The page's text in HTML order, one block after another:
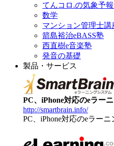
てんコロ.の気象予
数学
マンション管理士講
箭島裕治eBASS塾
西直樹e音楽塾
発音の基礎
製品・サービス
PC、iPhone対応のeラー
http://smartbrain.info/
PC、iPhone対応のeラー